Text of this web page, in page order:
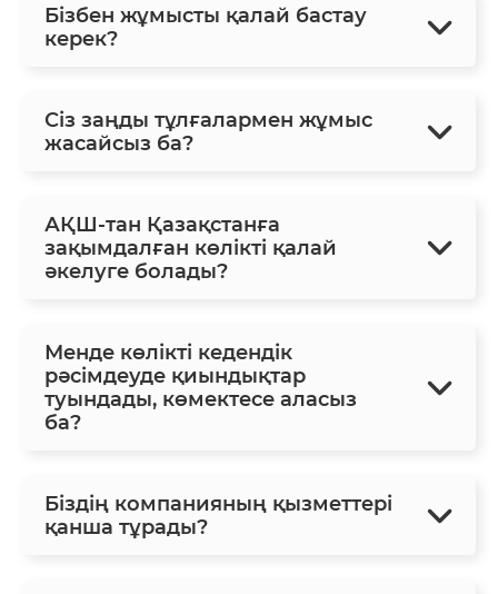
Бізбен жұмысты қалай бастау
керек?
Сіз заңды тұлғалармен жұмыс
жасайсыз ба?
АҚШ-тан Қазақстанға
зақымдалған көлікті қалай
әкелуге болады?
Менде көлікті кедендік
рәсімдеуде қиындықтар
туындады, көмектесе аласыз
ба?
Біздің компанияның қызметтері
қанша тұрады?